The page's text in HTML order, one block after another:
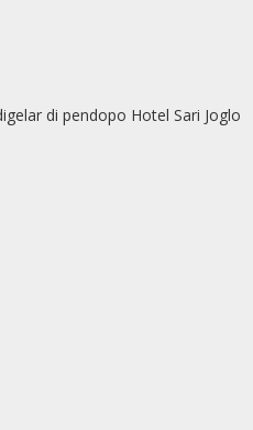
di pendopo Hotel Sari Joglo